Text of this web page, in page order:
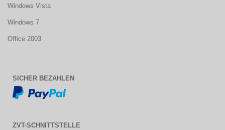
Windows Vista
Windows 7
Office 2003
SICHER BEZAHLEN
ZVT-SCHNITTSTELLE